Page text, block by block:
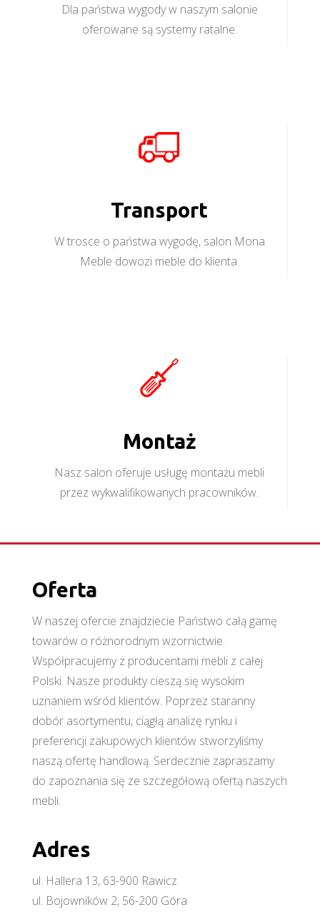
Dla państwa wygody w naszym salonie
oferowane są systemy ratalne.
Transport
W trosce o państwa wygodę, salon Mona
Meble dowozi meble do klienta.
Montaż
Nasz salon oferuje usługę montażu mebli
przez wykwalifikowanych pracowników.
Oferta
W naszej ofercie znajdziecie Państwo całą gamę
towarów o różnorodnym wzornictwie.
Współpracujemy z producentami mebli z całej
Polski. Nasze produkty cieszą się wysokim
uznaniem wśród klientów. Poprzez staranny
dobór asortymentu, ciągłą analizę rynku i
preferencji zakupowych klientów stworzyliśmy
naszą ofertę handlową. Serdecznie zapraszamy
do zapoznania się ze szczegółową ofertą naszych
mebli.
Adres
ul. Hallera 13, 63-900 Rawicz
ul. Bojowników 2, 56-200 Góra